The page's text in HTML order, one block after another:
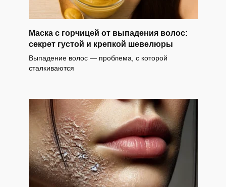
Маска с горчицей от выпадения волос:
секрет густой и крепкой шевелюры
Выпадение волос — проблема, с которой
сталкиваются